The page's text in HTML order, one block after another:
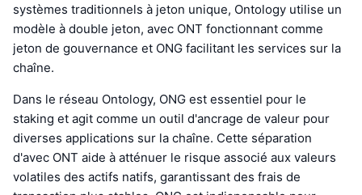
systèmes traditionnels à jeton unique, Ontology utilise un
modèle à double jeton, avec ONT fonctionnant comme
jeton de gouvernance et ONG facilitant les services sur la
chaîne.
Dans le réseau Ontology, ONG est essentiel pour le
staking et agit comme un outil d'ancrage de valeur pour
diverses applications sur la chaîne. Cette séparation
d'avec ONT aide à atténuer le risque associé aux valeurs
volatiles des actifs natifs, garantissant des frais de